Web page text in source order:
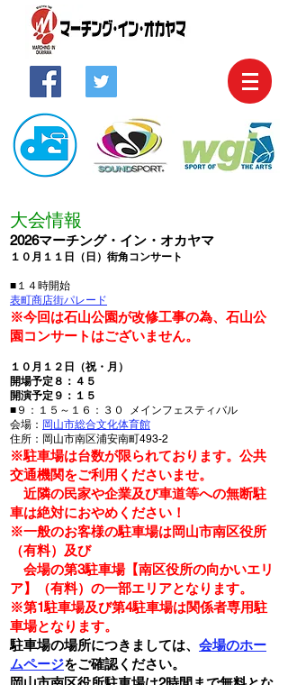
大会情報
2026マーチング・イン・オカヤマ
１０月１１日（日）街角コンサート
■１４時開始
表町商店街パレード
※今回は石山公園が改修工事の為、石山公
園コンサートはございません。
１０月１２日（祝・月）
開場予定８：４５
開演予定９：１５
■９：１５～１６：３０ メインフェスティバル
会場： 岡山市総合文化体育館
住所：岡山市南区浦安南町493-2
​※駐車場は台数が限られております。公共
交通機関をご利用くださいませ。
近隣の民家や企業及び車道等への無断駐
車は絶対におやめください！
※一般のお客様の駐車場は岡山市南区役所
（有料）及び
会場の第3駐車場【南区役所の向かいエリ
ア】（有料）の一部エリアとなります。
※第1駐車場及び第4駐車場は関係者専用駐
車場となります。
​駐車場の場所につきましては、 会場のホー
ムページをご確認ください。